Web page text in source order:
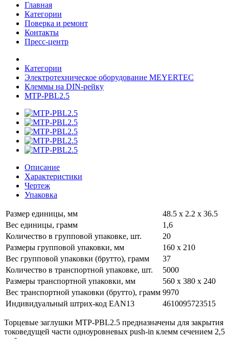
Главная
Категории
Поверка и ремонт
Контакты
Пресс-центр
Категории
Электротехническое оборудование MEYERTEC
Клеммы на DIN-рейку
MTP-PBL2.5
Описание
Характеристики
Чертеж
Упаковка
Размер единицы, мм
48.5 x 2.2 x 36.5
Вес единицы, грамм
1,6
Количество в групповой упаковке, шт.
20
Размеры групповой упаковки, мм
160 x 210
Вес групповой упаковки (брутто), грамм
37
Количество в транспортной упаковке, шт.
5000
Размеры транспортной упаковки, мм
560 x 380 x 240
Вес транспортной упаковки (брутто), грамм 9970
Индивидуальный штрих-код EAN13
4610095723515
Торцевые заглушки MTP-PBL2.5 предназначены для закрытия
токоведущей части одноуровневых push-in клемм сечением 2,5